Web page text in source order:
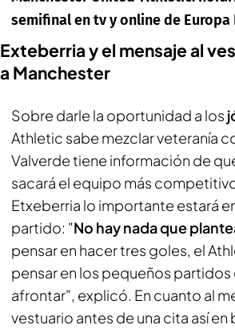
semifinal en tv y online de Europa
Exteberria y el mensaje al
a Manchester
Sobre darle la oportunidad a los
Athletic sabe mezclar veteranía
Valverde tiene información de
sacará el equipo más
Etxeberria lo importante estará
partido: "No hay nada que
pensar en hacer tres goles, el
pensar en los pequeños partidos
afrontar", explicó. En cuanto al
vestuario antes de una cita así en